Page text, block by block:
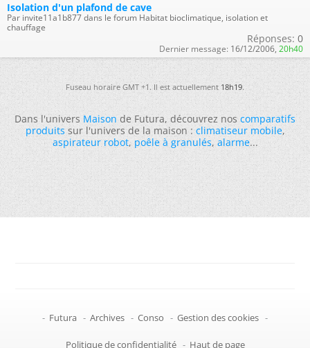
Isolation d'un plafond de cave
Par invite11a1b877 dans le forum Habitat bioclimatique, isolation et
chauffage
Réponses: 0
Dernier message: 16/12/2006, 20h40
Fuseau horaire GMT +1. Il est actuellement18h19.
Dans l'universMaisonde Futura, découvrez noscomparatifs
produitssur l'univers de la maison :climatiseur mobile,
aspirateur robot,poêle à granulés,alarme...
- Futura - Archives - Conso - Gestion des cookies -
Politique de confidentialité - Haut de page